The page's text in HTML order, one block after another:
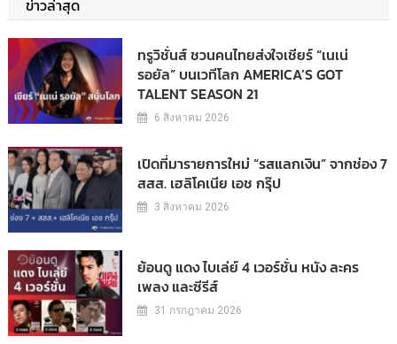
ข่าวล่าสุด
ทรูวิชั่นส์ ชวนคนไทยส่งใจเชียร์ “เนเน่
รอยัล” บนเวทีโลก AMERICA’S GOT
TALENT SEASON 21
6 สิงหาคม 2026
เปิดที่มารายการใหม่ “รสแลกเงิน” จากช่อง 7
สสส. เฮลิโคเนีย เอช กรุ๊ป
3 สิงหาคม 2026
ย้อนดู แดง ไบเล่ย์ 4 เวอร์ชั่น หนัง ละคร
เพลง และซีรีส์
31 กรกฎาคม 2026